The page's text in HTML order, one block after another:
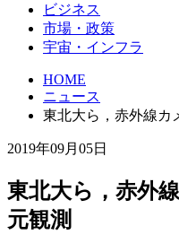
ビジネス
市場・政策
宇宙・インフラ
HOME
ニュース
東北大ら，赤外線カ
2019年09月05日
東北大ら，赤外
元観測